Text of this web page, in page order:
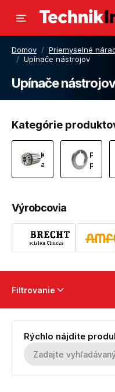
Domov / Priemyselné
/ Upínače nástrojov
Upínače nástrojov
Kategórie
Klieštiny
a
pre
Výrobcovia
Filtrovanie
Rýchlo nájdite